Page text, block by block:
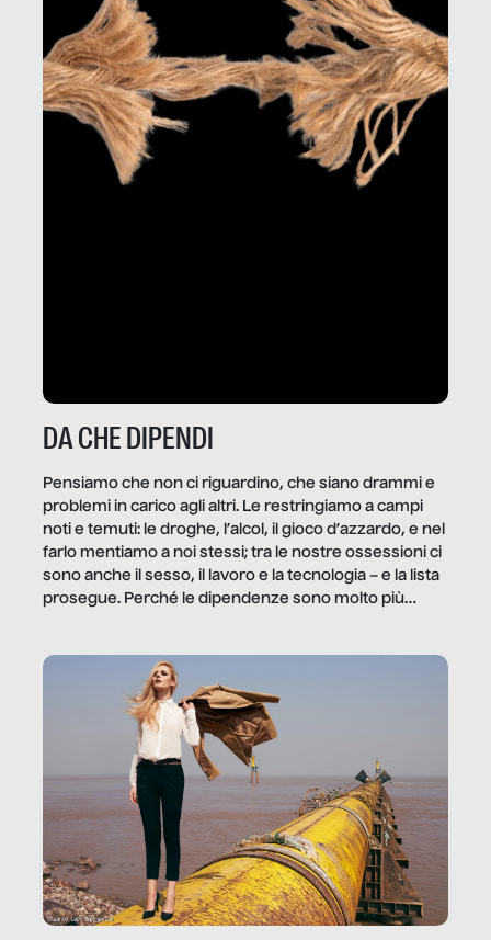
DA CHE DIPENDI
Pensiamo che non ci riguardino, che siano drammi e
problemi in carico agli altri. Le restringiamo a campi
noti e temuti: le droghe, l’alcol, il gioco d’azzardo, e nel
farlo mentiamo a noi stessi; tra le nostre ossessioni ci
sono anche il sesso, il lavoro e la tecnologia – e la lista
prosegue. Perché le dipendenze sono molto più
trae un guadagno. In questo reportage vediamo
quale e come.